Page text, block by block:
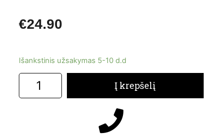
€24.90
Išankstinis užsakymas 5-10 d.d
Į krepšelį